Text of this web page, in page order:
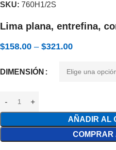
SKU: 760H1/2S
Lima plana, entrefina,
$158.00 – $321.00
DIMENSIÓN
AÑADIR AL
COMPRAR